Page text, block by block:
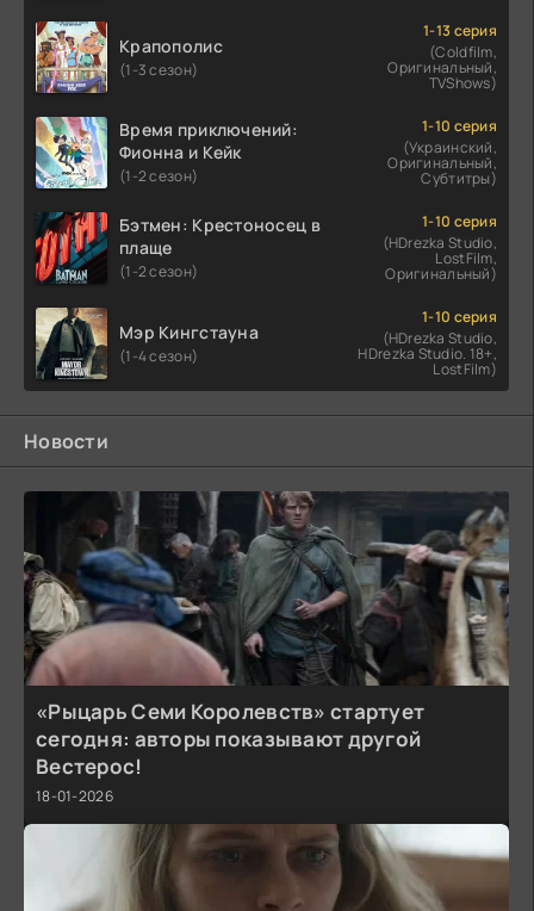
Крапополис
(1-3 сезон)
1-13 серия
(Coldfilm,
Оригинальный,
TVShows)
Время приключений:
Фионна и Кейк
(1-2 сезон)
1-10 серия
(Украинский,
Оригинальный,
Субтитры)
Бэтмен: Крестоносец в
плаще
(1-2 сезон)
1-10 серия
(HDrezka Studio,
LostFilm,
Оригинальный)
Мэр Кингстауна
(1-4 сезон)
1-10 серия
(HDrezka Studio,
HDrezka Studio. 18+,
LostFilm)
Новости
«Рыцарь Семи Королевств» стартует
сегодня: авторы показывают другой
Вестерос!
18-01-2026